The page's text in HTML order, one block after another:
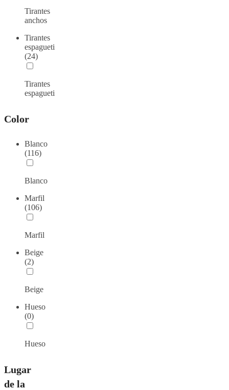
Tirantes
anchos
Tirantes
espagueti
(24)
Tirantes
espagueti
Color
Blanco
(116)
Blanco
Marfil
(106)
Marfil
Beige
(2)
Beige
Hueso
(0)
Hueso
Lugar
de la